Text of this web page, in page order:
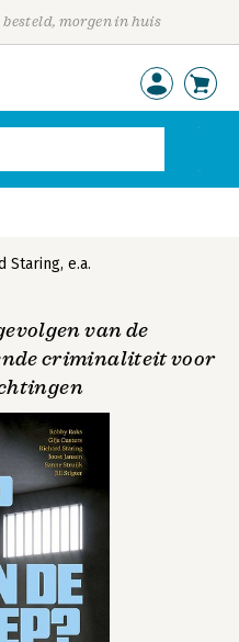
morgen in huis
Staring, e.a.
van de
criminaliteit voor